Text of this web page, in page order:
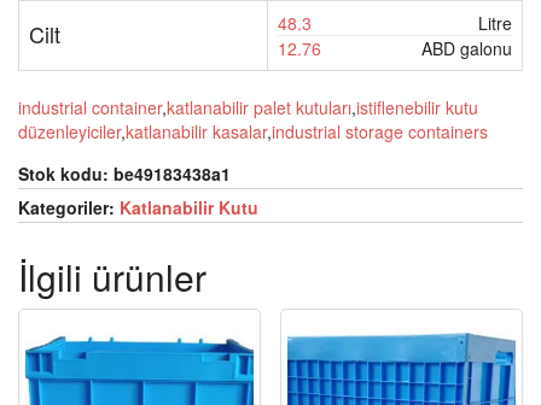
Cilt 48.3
Litre
12.76
ABD galonu
industrial container,katlanabilir palet kutuları,istiflenebilir kutu
düzenleyiciler,katlanabilir kasalar,industrial storage containers
Stok kodu: be49183438a1
Kategoriler: Katlanabilir Kutu
İlgili ürünler